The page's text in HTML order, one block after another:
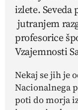
izlete. Seveda
jutranjem
profesorice
Vzajemnosti
Nekaj se jih je
Nacionalnega
poti do morja